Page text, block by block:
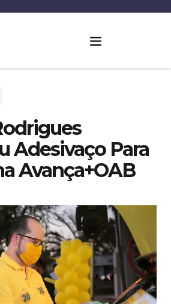
Adesivaço Para
Avança+OAB